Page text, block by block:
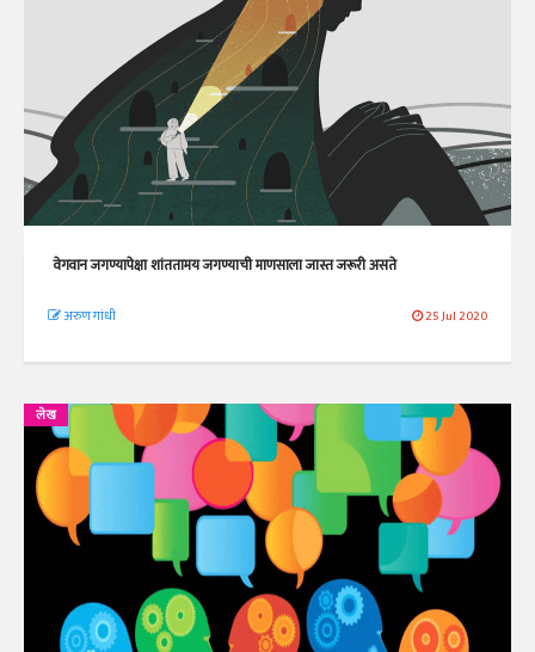
वेगवान जगण्यापेक्षा शांततामय जगण्याची माणसाला जास्त जरूरी असते
अरुण गांधी 25 Jul 2020
लेख